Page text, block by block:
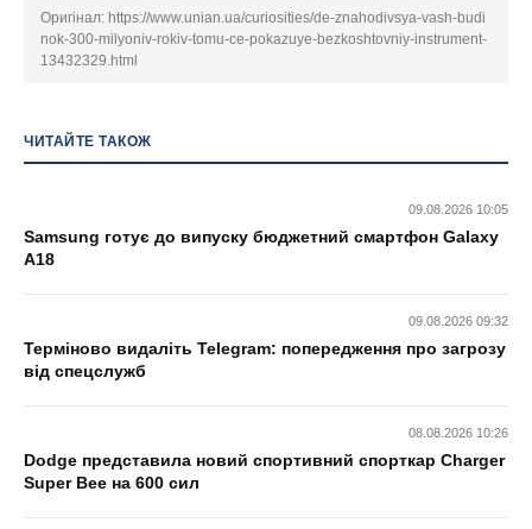
Оригінал: https://www.unian.ua/curiosities/de-znahodivsya-vash-budi
nok-300-milyoniv-rokiv-tomu-ce-pokazuye-bezkoshtovniy-instrument-
13432329.html
ЧИТАЙТЕ ТАКОЖ
09.08.2026 10:05
Samsung готує до випуску бюджетний смартфон Galaxy
A18
09.08.2026 09:32
Терміново видаліть Telegram: попередження про загрозу
від спецслужб
08.08.2026 10:26
Dodge представила новий спортивний спорткар Charger
Super Bee на 600 сил